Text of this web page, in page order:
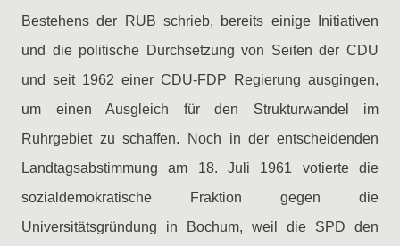
Bestehens der RUB schrieb, bereits einige Initiativen
und die politische Durchsetzung von Seiten der CDU
und seit 1962 einer CDU-FDP Regierung ausgingen,
um einen Ausgleich für den Strukturwandel im
Ruhrgebiet zu schaffen. Noch in der entscheidenden
Landtagsabstimmung am 18. Juli 1961 votierte die
sozialdemokratische Fraktion gegen die
Universitätsgründung in Bochum, weil die SPD den